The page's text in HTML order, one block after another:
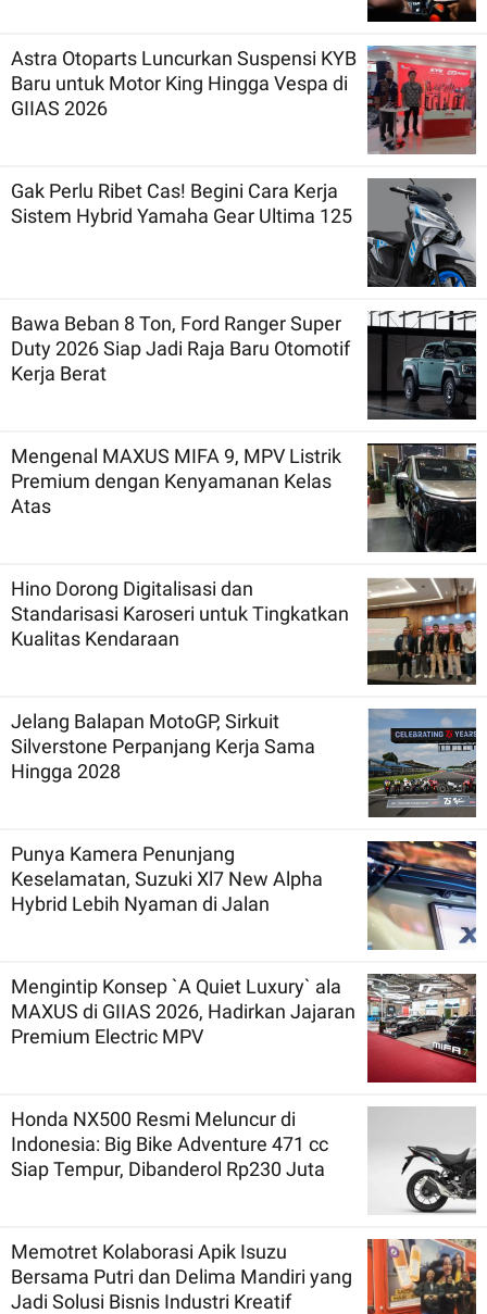
Astra Otoparts Luncurkan Suspensi KYB
Baru untuk Motor King Hingga Vespa di
GIIAS 2026
Gak Perlu Ribet Cas! Begini Cara Kerja
Sistem Hybrid Yamaha Gear Ultima 125
Bawa Beban 8 Ton, Ford Ranger Super
Duty 2026 Siap Jadi Raja Baru Otomotif
Kerja Berat
Mengenal MAXUS MIFA 9, MPV Listrik
Premium dengan Kenyamanan Kelas
Atas
Hino Dorong Digitalisasi dan
Standarisasi Karoseri untuk Tingkatkan
Kualitas Kendaraan
Jelang Balapan MotoGP, Sirkuit
Silverstone Perpanjang Kerja Sama
Hingga 2028
Punya Kamera Penunjang
Keselamatan, Suzuki Xl7 New Alpha
Hybrid Lebih Nyaman di Jalan
Mengintip Konsep `A Quiet Luxury` ala
MAXUS di GIIAS 2026, Hadirkan Jajaran
Premium Electric MPV
Honda NX500 Resmi Meluncur di
Indonesia: Big Bike Adventure 471 cc
Siap Tempur, Dibanderol Rp230 Juta
Memotret Kolaborasi Apik Isuzu
Bersama Putri dan Delima Mandiri yang
Jadi Solusi Bisnis Industri Kreatif